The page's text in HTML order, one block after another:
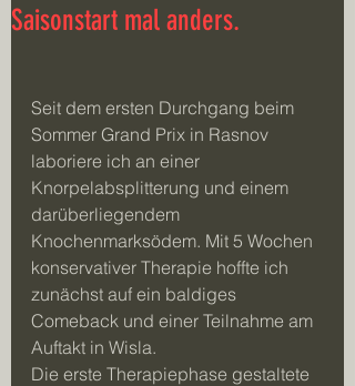
Saisonstart mal anders.
Seit dem ersten Durchgang beim
Sommer Grand Prix in Rasnov
laboriere ich an einer
Knorpelabsplitterung und einem
darüberliegendem
Knochenmarksödem. Mit 5 Wochen
konservativer Therapie hoffte ich
zunächst auf ein baldiges
Comeback und einer Teilnahme am
Auftakt in Wisla.
Die erste Therapiephase gestaltete